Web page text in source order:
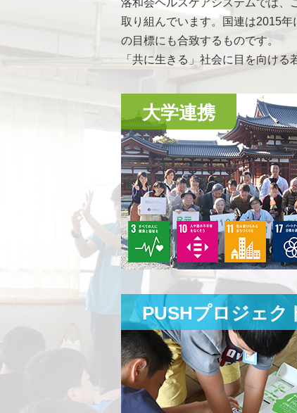
2022年2月7日
PUSHプ
ました。
2021年9月30日
大学連携
2020年11月26日
大学連携
2020年11月24日
PUSHプ
多世代交
た。
2020年4月27日
ページを
洛和会ヘルスケアシステムでは、
取り組んでいます。国連は2015
の目標にも合致するものです。
「共に生きる」社会に目を向け
大学連携
PUSHプロジェク